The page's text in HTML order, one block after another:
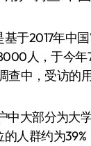
于2017年中国
人，于今年
查中，受访的
中大部分为大
人群约为